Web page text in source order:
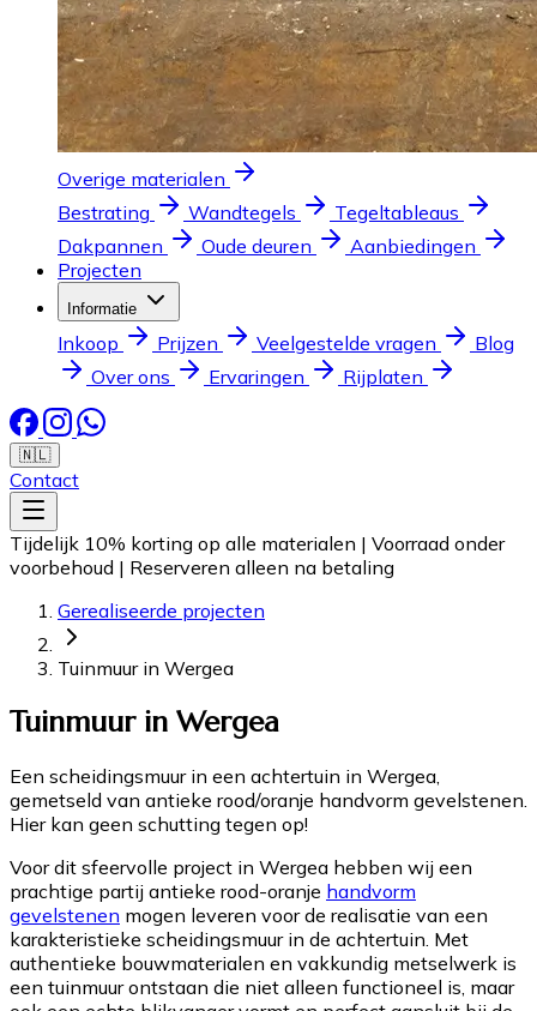
Overige materialen
Bestrating
Wandtegels
Tegeltableaus
Dakpannen
Oude deuren
Aanbiedingen
Projecten
Informatie
Inkoop Prijzen Veelgestelde vragen
Blog
Over ons
Ervaringen Rijplaten
🇳🇱
Contact
Tijdelijk 10% korting op alle materialen | Voorraad onder
voorbehoud | Reserveren alleen na betaling
Gerealiseerde projecten
Tuinmuur in Wergea
Tuinmuur in Wergea
Een scheidingsmuur in een achtertuin in Wergea,
gemetseld van antieke rood/oranje handvorm gevelstenen.
Hier kan geen schutting tegen op!
Voor dit sfeervolle project in Wergea hebben wij een
prachtige partij antieke rood-oranje handvorm
gevelstenen mogen leveren voor de realisatie van een
karakteristieke scheidingsmuur in de achtertuin. Met
authentieke bouwmaterialen en vakkundig metselwerk is
een tuinmuur ontstaan die niet alleen functioneel is, maar